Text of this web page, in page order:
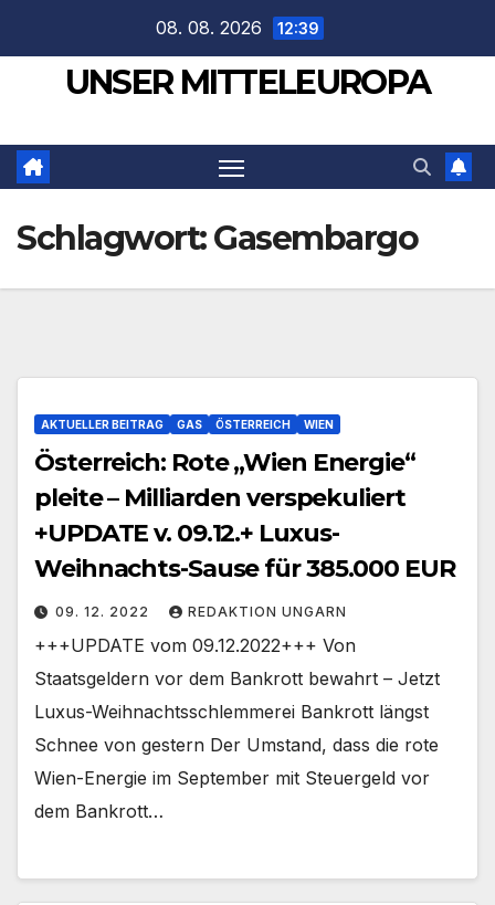
springen
08. 08. 2026 12:39
UNSER MITTELEUROPA
Schlagwort:Gasembargo
AKTUELLER BEITRAG GAS ÖSTERREICH WIEN
Österreich: Rote „Wien Energie“
pleite – Milliarden verspekuliert
+UPDATE v. 09.12.+ Luxus-
Weihnachts-Sause für 385.000 EUR
09. 12. 2022 REDAKTION UNGARN
+++UPDATE vom 09.12.2022+++ Von
Staatsgeldern vor dem Bankrott bewahrt – Jetzt
Luxus-Weihnachtsschlemmerei Bankrott längst
Schnee von gestern Der Umstand, dass die rote
Wien-Energie im September mit Steuergeld vor
dem Bankrott…